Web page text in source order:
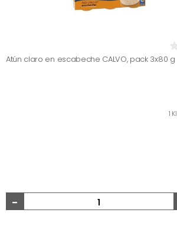
Atún claro en escabeche CALVO, pack 3x80 g
1
-